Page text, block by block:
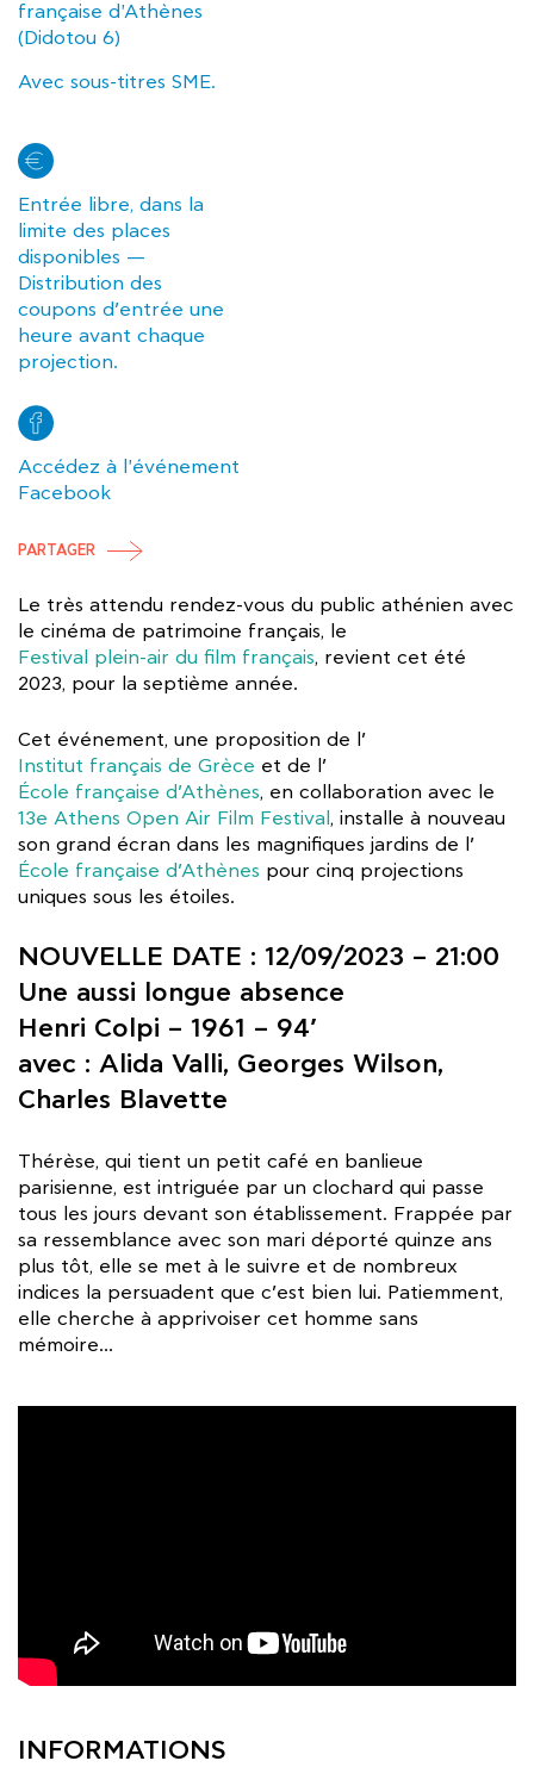
Le très attendu rendez-vous du public athénien avec
le cinéma de patrimoine français, le
Festival plein-air du film français, revient cet été
2023, pour la septième année.
Cet événement, une proposition de l’
Institut français de Grèce et de l’
École française d’Athènes, en collaboration avec le
13e Athens Open Air Film Festival , installe à nouveau
son grand écran dans les magnifiques jardins de l’
École française d’Athènes pour cinq projections
uniques sous les étoiles.
NOUVELLE DATE : 12/09/2023 – 21:00
Une aussi longue absence
Henri Colpi – 1961 – 94’
avec : Alida Valli, Georges Wilson,
Charles Blavette
Thérèse, qui tient un petit café en banlieue
parisienne, est intriguée par un clochard qui passe
tous les jours devant son établissement. Frappée par
sa ressemblance avec son mari déporté quinze ans
plus tôt, elle se met à le suivre et de nombreux
indices la persuadent que c’est bien lui. Patiemment,
elle cherche à apprivoiser cet homme sans
mémoire…
INFORMATIONS
française d'Athènes
(Didotou 6)
Avec sous-titres SME.
Entrée libre, dans la
limite des places
disponibles —
Distribution des
coupons d’entrée une
heure avant chaque
projection.
Accédez à l'événement
Facebook
PARTAGER